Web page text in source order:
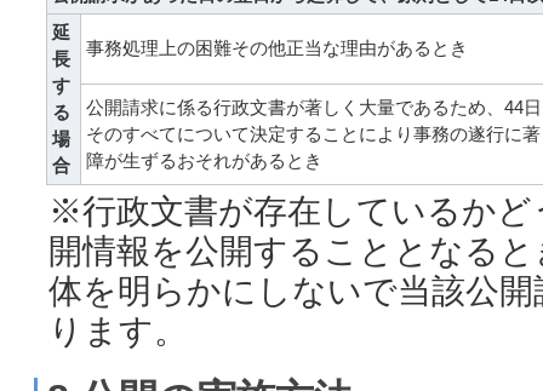
延
長
す
る
場
合
事務処理上の困難その他正当な理由があるとき
公開請求に係る行政文書が著しく大量であるため、44
そのすべてについて決定することにより事務の遂行に
障が生ずるおそれがあるとき
※行政文書が存在しているか
開情報を公開することとなる
体を明らかにしないで当該公
ります。